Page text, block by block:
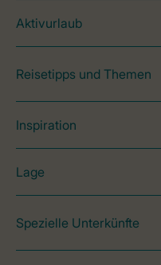
Aktivurlaub
Reisetipps und Themen
Inspiration
Lage
Spezielle Unterkünfte